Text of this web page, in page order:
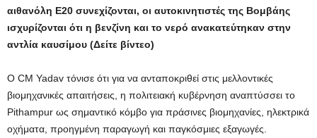
αιθανόλη E20 συνεχίζονται, οι αυτοκινητιστές της Βομβάης
ισχυρίζονται ότι η βενζίνη και το νερό ανακατεύτηκαν στην
αντλία καυσίμου (Δείτε βίντεο)
Ο CM Yadav τόνισε ότι για να ανταποκριθεί στις μελλοντικές
βιομηχανικές απαιτήσεις, η πολιτειακή κυβέρνηση αναπτύσσει το
Pithampur ως σημαντικό κόμβο για πράσινες βιομηχανίες, ηλεκτρικά
οχήματα, προηγμένη παραγωγή και παγκόσμιες εξαγωγές.